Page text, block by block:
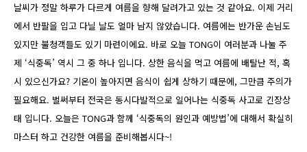
날씨가 정말 하루가 다르게 여름을 향해 달려가고 있는 것 같아요. 이제 거리
에서 반팔을 입고 다닐 날도 얼마 남지 않았습니다. 여름에는 반가운 손님도
있지만 불청객들도 있기 마련이에요. 바로 오늘 TONG이 여러분과 나눌 주
제 ‘식중독’ 역시 그 중 하나 입니다. 상한 음식을 먹고 여름에 배탈난 적, 혹
시 있으신가요? 기온이 높아지면 음식이 쉽게 상하기 때문에, 그만큼 주의가
필요해요. 벌써부터 전국은 동시다발적으로 일어나는 식중독 사고로 긴장상
태 입니다. 오늘은 TONG과 함께 ‘식중독의 원인과 예방법’에 대해서 확실히
마스터 하고 건강한 여름을 준비해봅시다~!